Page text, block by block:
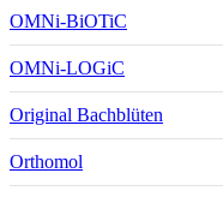
OMNi-BiOTiC
OMNi-LOGiC
Original Bachblüten
Orthomol